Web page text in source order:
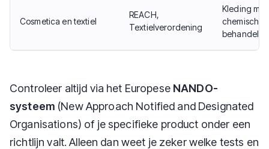
Cosmetica en textiel
REACH,
Textielverordening
Kleding met
chemische
Controleer altijd via het Europese NANDO-
systeem (New Approach Notified and Designated
Organisations) of je specifieke product onder een
richtlijn valt. Alleen dan weet je zeker welke tests en